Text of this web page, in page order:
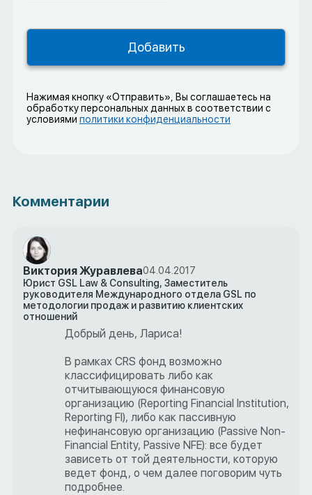
Нажимая кнопку «Отправить», Вы соглашаетесь на
обработку персональных данных в соответствии с
условиями политики конфиденциальности
Комментарии
Виктория Журавлева04.04.2017
Юрист GSL Law & Consulting, Заместитель
руководителя Международного отдела GSL по
методологии продаж и развитию клиентских
отношений
Добрый день, Лариса!
В рамках CRS фонд возможно
классифицировать либо как
отчитывающуюся финансовую
организацию (Reporting Financial Institution,
Reporting FI), либо как пассивную
нефинансовую организацию (Passive Non-
Financial Entity, Passive NFE): все будет
зависеть от той деятельности, которую
ведет фонд, о чем далее поговорим чуть
подробнее.